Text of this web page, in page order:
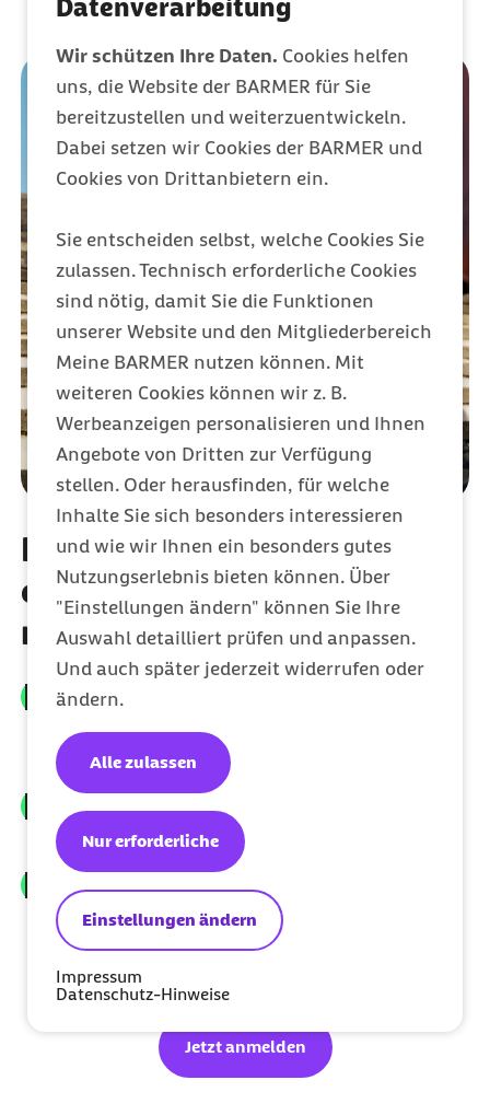
Datenverarbeitung
Wir schützen Ihre Daten. Cookies helfen
uns, die Website der BARMER für Sie
bereitzustellen und weiterzuentwickeln.
Dabei setzen wir Cookies der BARMER und
Cookies von Drittanbietern ein.
Sie entscheiden selbst, welche Cookies Sie
zulassen. Technisch erforderliche Cookies
sind nötig, damit Sie die Funktionen
unserer Website und den Mitgliederbereich
Meine BARMER nutzen können. Mit
weiteren Cookies können wir z. B.
Werbeanzeigen personalisieren und Ihnen
Angebote von Dritten zur Verfügung
stellen. Oder herausfinden, für welche
Inhalte Sie sich besonders interessieren
und wie wir Ihnen ein besonders gutes
Nutzungserlebnis bieten können. Über
"Einstellungen ändern" können Sie Ihre
Auswahl detailliert prüfen und anpassen.
Und auch später jederzeit widerrufen oder
ändern.
Einstellungen ändern
Nur erforderliche
Alle zulassen
Impressum
Datenschutz-Hinweise
Ihr Barmer Newsletter für
ein gesünderes und
nachhaltigeres Leben
Einblicke in Nachhaltigkeit, Transparenz
erhalten
Ihrer Barmer kennenlernen
Prävention, Fitness und Ernährung Ihre
Gesundheit fördern und Krankheiten
vorbeugen
Jetzt anmelden